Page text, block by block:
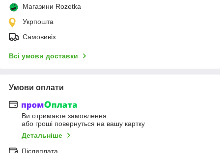
Магазини Rozetka
Укрпошта
Самовивіз
Всі умови доставки
Умови оплати
Ви отримаєте замовлення
або гроші повернуться на вашу картку
Детальніше
Післяплата